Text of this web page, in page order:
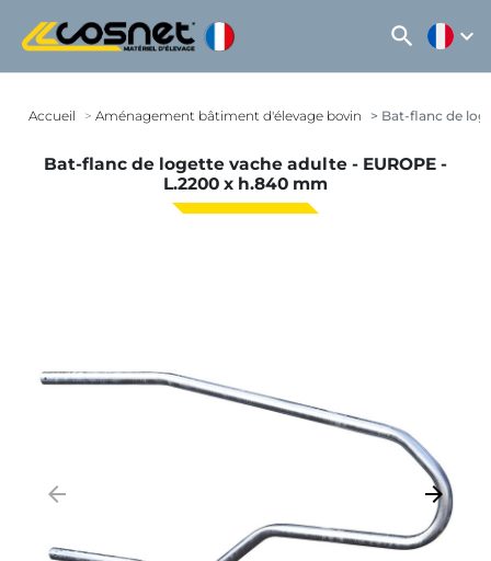
search expand_more
Accueil Aménagement bâtiment d'élevage bovin Bat-flanc de
Bat-flanc de logette vache adulte - EUROPE -
L.2200 x h.840 mm
arrow_backward Suivant
arrow_forward